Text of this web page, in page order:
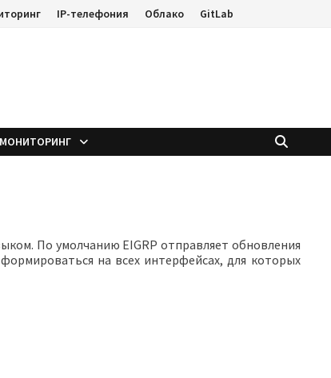
IP-телефония Облако GitLab
МОНИТОРИНГ
По умолчанию EIGRP отправляет обновления
на всех интерфейсах, для которых